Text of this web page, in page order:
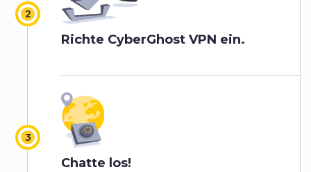
Richte CyberGhost VPN ein.
Chatte los!